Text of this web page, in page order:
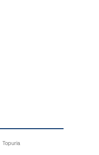
Topuria